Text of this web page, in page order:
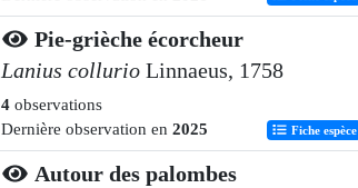
Pie-grièche écorcheur
Lanius collurio Linnaeus, 1758
4 observations
Dernière observation en 2025 Fiche espèce
Autour des palombes